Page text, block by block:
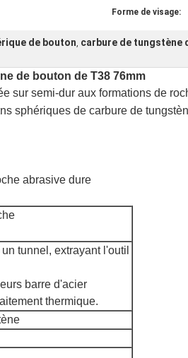
Forme de visage:
de bouton, carbure de tungstène
de bouton de T38 76mm
sur semi-dur aux formations de
sphériques de carbure de
abrasive dure
tunnel, extrayant l'outil
barre d'acier
thermique.